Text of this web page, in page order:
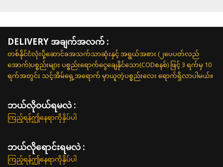
DELIVERY အချက်အလက် :
တစ်နိုင်ငံလုံးပို့ဆောင်ခအသက်သာဆုံးနှင့် အရွယ်အစား (၂ပေပတ်လည်
အောက်)ပစ္စည်းများ ပစ္စည်းရောက်ငွေချေနိုင်သော(CODစနစ်) ဖြင့် 3 ရက်မှ 10
ရက်အတွင်း သင့်အိမ်ရှေ့အရောက် မှာယူတဲ့ပစ္စည်းလေး ရောက်ရှိလာပါမယ်။
ဘယ်လို၀ယ်ရမလဲ :
ကြည့်ရန်ဤနေရာကိုနှိပ်ပါ
ဘယ်လိုရောင်းရမလဲ :
ကြည့်ရန်ဤနေရာကိုနှိပ်ပါ